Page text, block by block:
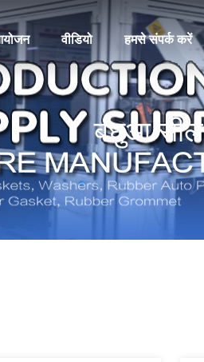
वीडियो हमसे संपर्क करें
बंधुआ सील